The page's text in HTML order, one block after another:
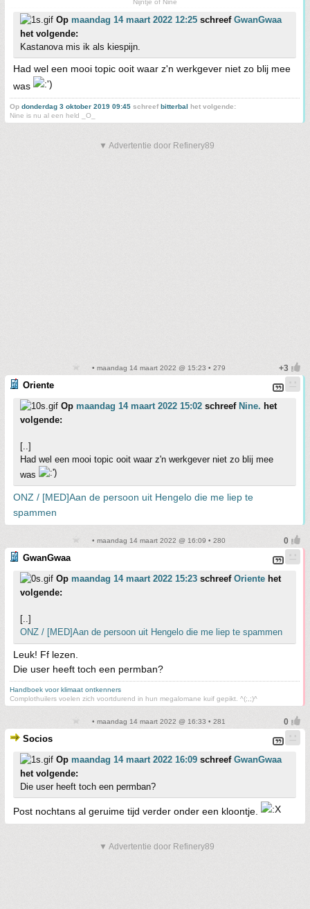
Nijntje of Nine
Op maandag 14 maart 2022 12:25 schreef GwanGwaa
het volgende:
Kastanova mis ik als kiespijn.
Had wel een mooi topic ooit waar z'n werkgever niet zo blij mee
was
Op donderdag 3 oktober 2019 09:45 schreefbitterbal het volgende:
Nine is nu al een held _O_
▼ Advertentie door Refinery89
• maandag 14 maart 2022 @ 15:23 • 279
Oriente
Op maandag 14 maart 2022 15:02 schreef Nine. het
volgende:
[..]
Had wel een mooi topic ooit waar z'n werkgever niet zo blij mee
was
ONZ / [MED]Aan de persoon uit Hengelo die me liep te
spammen
• maandag 14 maart 2022 @ 16:09 • 280
GwanGwaa
Op maandag 14 maart 2022 15:23 schreef Oriente het
volgende:
[..]
ONZ / [MED]Aan de persoon uit Hengelo die me liep te spammen
Leuk! Ff lezen.
Die user heeft toch een permban?
Handboek voor klimaat ontkenners
Complothuilers voelen zich voortdurend in hun megalomane kuif gepikt. ^(;,;)^
• maandag 14 maart 2022 @ 16:33 • 281
Socios
Op maandag 14 maart 2022 16:09 schreef GwanGwaa
het volgende:
Die user heeft toch een permban?
Post nochtans al geruime tijd verder onder een kloontje.
▼ Advertentie door Refinery89